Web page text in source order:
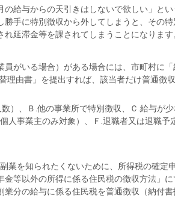
給与からの天引きはしないで欲しい」とい
手に特別徴収から外してしまうと、その特
延滞金等を課されてしまうことになります
がいる場合）がある場合には、市町村に「
理由書」を提出すれば、該当者だけ普通徴収
）、Ｂ.他の事業所で特別徴収、Ｃ.給与が
人事業主のみ対象）、Ｆ.退職者又は退職予
業を知られたくないために、所得税の確定申
等以外の所得に係る住民税の徴収方法」に
業分の給与に係る住民税を普通徴収（納付書